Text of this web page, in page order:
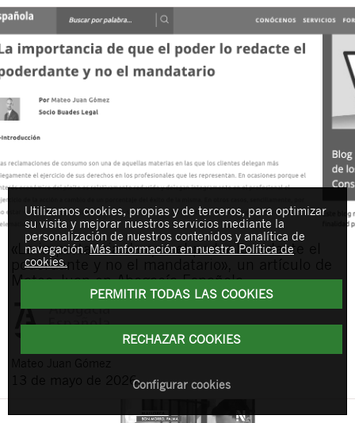
«La importancia de que el poder lo redacte el
poderdante y no el mandatario», un artículo de
Mateo Juan en Abogacía Española
13 de mayo de 2026
Utilizamos cookies, propias y de terceros, para optimizar
su visita y mejorar nuestros servicios mediante la
personalización de nuestros contenidos y analítica de
navegación. Más información en nuestra Política de
cookies.
PERMITIR TODAS LAS COOKIES
RECHAZAR COOKIES
Configurar cookies